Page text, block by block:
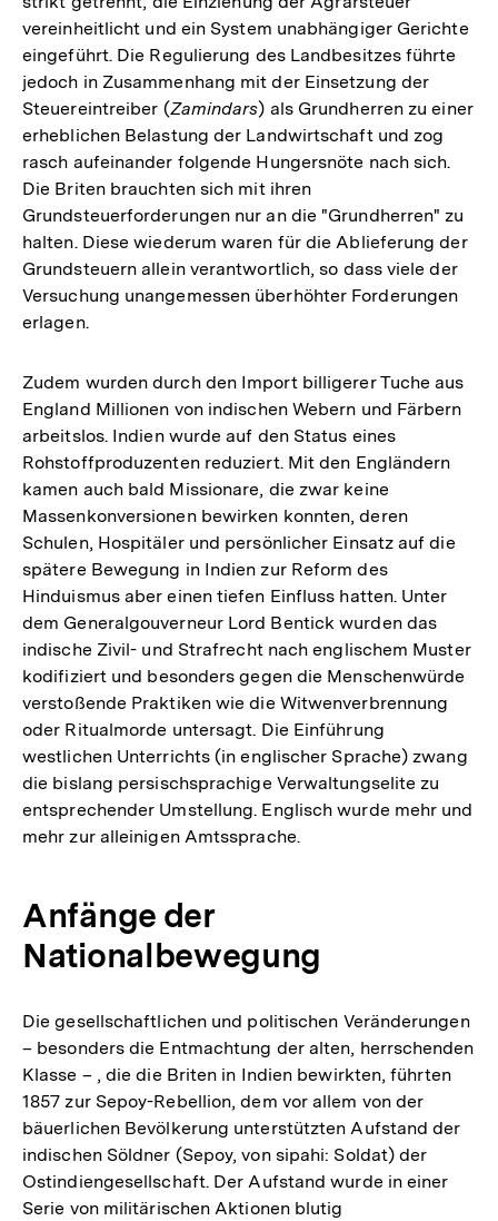
vereinheitlicht und ein System unabhängiger Gerichte
eingeführt. Die Regulierung des Landbesitzes führte
jedoch in Zusammenhang mit der Einsetzung der
Steuereintreiber (Zamindars) als Grundherren zu einer
erheblichen Belastung der Landwirtschaft und zog
rasch aufeinander folgende Hungersnöte nach sich.
Die Briten brauchten sich mit ihren
Grundsteuerforderungen nur an die "Grundherren" zu
halten. Diese wiederum waren für die Ablieferung der
Grundsteuern allein verantwortlich, so dass viele der
Versuchung unangemessen überhöhter Forderungen
erlagen.
Zudem wurden durch den Import billigerer Tuche aus
England Millionen von indischen Webern und Färbern
arbeitslos. Indien wurde auf den Status eines
Rohstoffproduzenten reduziert. Mit den Engländern
kamen auch bald Missionare, die zwar keine
Massenkonversionen bewirken konnten, deren
Schulen, Hospitäler und persönlicher Einsatz auf die
spätere Bewegung in Indien zur Reform des
Hinduismus aber einen tiefen Einfluss hatten. Unter
dem Generalgouverneur Lord Bentick wurden das
indische Zivil- und Strafrecht nach englischem Muster
kodifiziert und besonders gegen die Menschenwürde
verstoßende Praktiken wie die Witwenverbrennung
oder Ritualmorde untersagt. Die Einführung
westlichen Unterrichts (in englischer Sprache) zwang
die bislang persischsprachige Verwaltungselite zu
entsprechender Umstellung. Englisch wurde mehr und
mehr zur alleinigen Amtssprache.
Anfänge der
Nationalbewegung
Die gesellschaftlichen und politischen Veränderungen
– besonders die Entmachtung der alten, herrschenden
Klasse – , die die Briten in Indien bewirkten, führten
1857 zur Sepoy-Rebellion, dem vor allem von der
bäuerlichen Bevölkerung unterstützten Aufstand der
indischen Söldner (Sepoy, von sipahi: Soldat) der
Ostindiengesellschaft. Der Aufstand wurde in einer
Serie von militärischen Aktionen blutig